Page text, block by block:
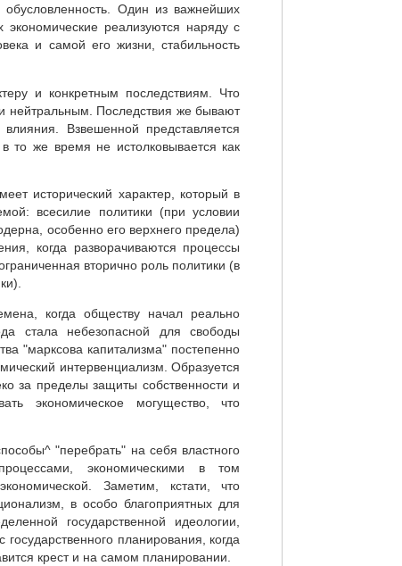
Один из важнейших
экономические реализуются наряду с
и самой его жизни, стабильность
и конкретным последствиям. Что
нейтральным. Последствия же бывают
Взвешенной представляется
то же время не истолковывается как
исторический характер, который в
всесилие политики (при условии
особенно его верхнего предела)
когда разворачиваются процессы
вторично роль политики (в
когда обществу начал реально
стала небезопасной для свободы
"марксова капитализма" постепенно
интервенциализм. Образуется
за пределы защиты собственности и
экономическое могущество, что
"перебрать" на себя властного
экономическими в том
Заметим, кстати, что
в особо благоприятных для
государственной идеологии,
планирования, когда
крест и на самом планировании.